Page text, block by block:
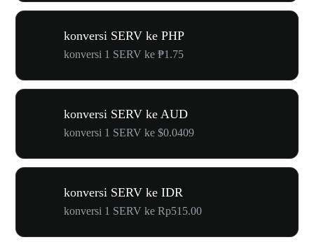
konversi SERV ke PHP
konversi 1 SERV ke ₱1.75
konversi SERV ke AUD
konversi 1 SERV ke $0.0409
konversi SERV ke IDR
konversi 1 SERV ke Rp515.00